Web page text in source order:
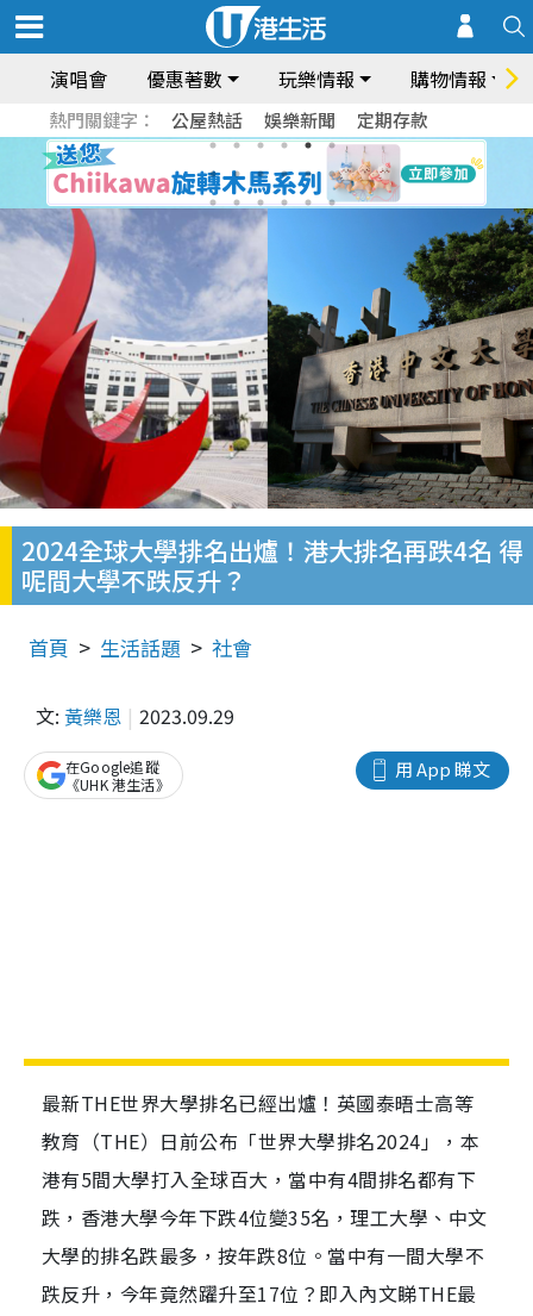
演唱會 優惠著數 玩樂情報 購物情報
熱門關鍵字： 公屋熱話 娛樂新聞 定期存款
2024全球大學排名出爐！港大排名再跌4名 得
呢間大學不跌反升？
首頁 生活話題 社會
文: 黃樂恩 2023.09.29
用 App 睇文
在Google追蹤
《UHK 港生活》
最新THE世界大學排名已經出爐！英國泰晤士高等
教育（THE）日前公布「世界大學排名2024」，本
港有5間大學打入全球百大，當中有4間排名都有下
跌，香港大學今年下跌4位變35名，理工大學、中文
大學的排名跌最多，按年跌8位。當中有一間大學不
跌反升，今年竟然躍升至17位？即入內文睇THE最